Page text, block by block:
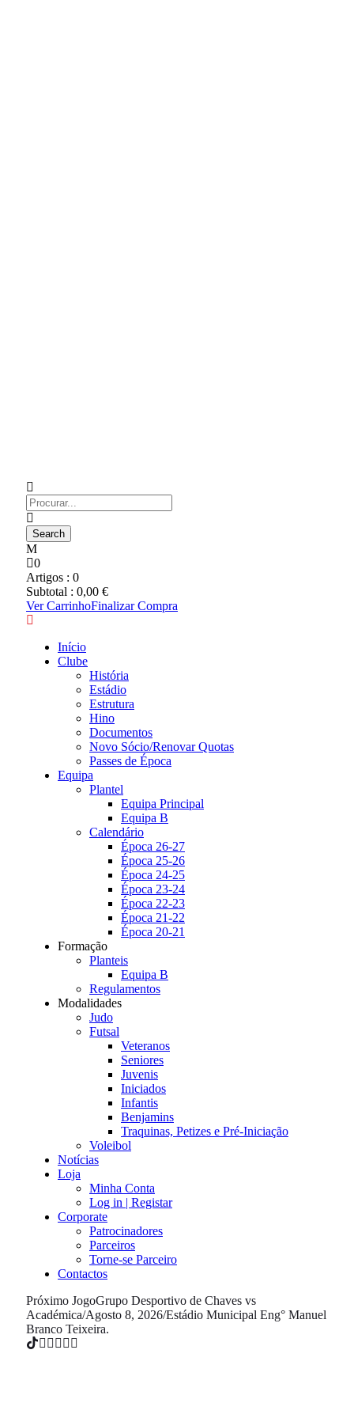
0
Artigos : 0
Subtotal : 0,00 €
Ver CarrinhoFinalizar Compra
Início
Clube
História
Estádio
Estrutura
Hino
Documentos
Novo Sócio/Renovar Quotas
Passes de Época
Equipa
Plantel
Equipa Principal
Equipa B
Calendário
Época 26-27
Época 25-26
Época 24-25
Época 23-24
Época 22-23
Época 21-22
Época 20-21
Formação
Planteis
Equipa B
Regulamentos
Modalidades
Judo
Futsal
Veteranos
Seniores
Juvenis
Iniciados
Infantis
Benjamins
Traquinas, Petizes e Pré-Iniciação
Voleibol
Notícias
Loja
Minha Conta
Log in | Registar
Corporate
Patrocinadores
Parceiros
Torne-se Parceiro
Contactos
Próximo JogoGrupo Desportivo de Chaves vs
Académica/Agosto 8, 2026/Estádio Municipal Eng° Manuel
Branco Teixeira.